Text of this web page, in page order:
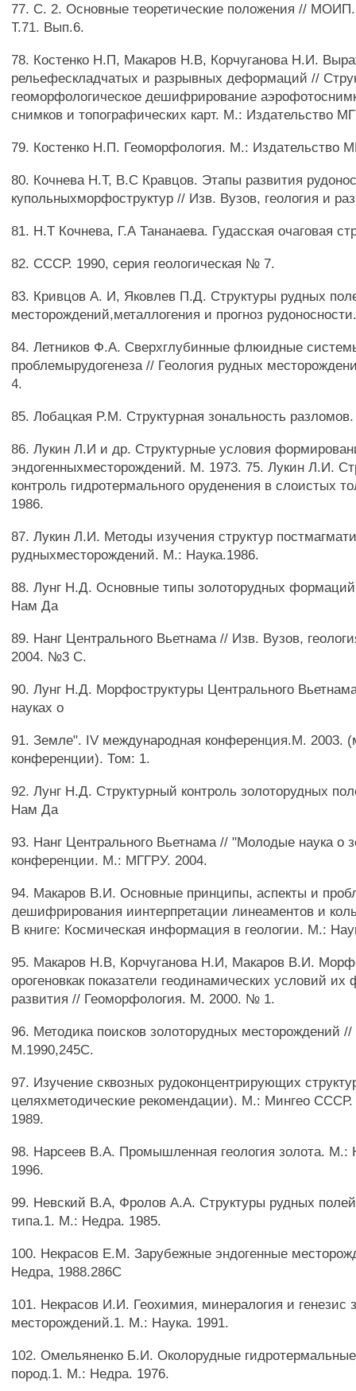
77. С. 2. Основные теоретические положения //
Т.71. Вып.6.
78. Костенко Н.П, Макаров Н.В, Корчуганова Н.И.
рельефескладчатых и разрывных деформаций //
геоморфологическое дешифрирование
снимков и топографических карт. М.: Издательство
79. Костенко Н.П. Геоморфология. М.: Издательство
80. Кочнева Н.Т, В.С Кравцов. Этапы развития
купольныхморфоструктур // Изв. Вузов, геология и
81. Н.Т Кочнева, Г.А Тананаева. Гудасская очаговая
82. СССР. 1990, серия геологическая № 7.
83. Кривцов А. И, Яковлев П.Д. Структуры рудных
месторождений,металлогения и прогноз
84. Летников Ф.А. Сверхглубинные флюидные
проблемырудогенеза // Геология рудных
4.
85. Лобацкая P.M. Структурная зональность
86. Лукин Л.И и др. Структурные условия
эндогенныхместорождений. М. 1973. 75. Лукин Л.И.
контроль гидротермального оруденения в слоистых
1986.
87. Лукин Л.И. Методы изучения структур
рудныхместорождений. М.: Наука.1986.
88. Лунг Н.Д. Основные типы золоторудных формаций
Нам Да
89. Нанг Центрального Вьетнама // Изв. Вузов,
2004. №3 С.
90. Лунг Н.Д. Морфоструктуры Центрального
науках о
91. Земле". IV международная конференция.М. 2003.
конференции). Том: 1.
92. Лунг Н.Д. Структурный контроль золоторудных
Нам Да
93. Нанг Центрального Вьетнама // "Молодые наука о
конференции. М.: МГГРУ. 2004.
94. Макаров В.И. Основные принципы, аспекты и
дешифрирования иинтерпретации линеаментов и
В книге: Космическая информация в геологии. М.:
95. Макаров Н.В, Корчуганова Н.И, Макаров В.И.
орогеновкак показатели геодинамических условий
развития // Геоморфология. М. 2000. № 1.
96. Методика поисков золоторудных
М.1990,245С.
97. Изучение сквозных рудоконцентрирующих
целяхметодические рекомендации). М.: Мингео СССР.
1989.
98. Нарсеев В.А. Промышленная геология золота.
1996.
99. Невский В.А, Фролов А.А. Структуры рудных полей
типа.1. М.: Недра. 1985.
100. Некрасов Е.М. Зарубежные эндогенные
Недра, 1988.286С
101. Некрасов И.И. Геохимия, минералогия и генезис
месторождений.1. М.: Наука. 1991.
102. Омельяненко Б.И. Околорудные
пород.1. М.: Недра. 1976.